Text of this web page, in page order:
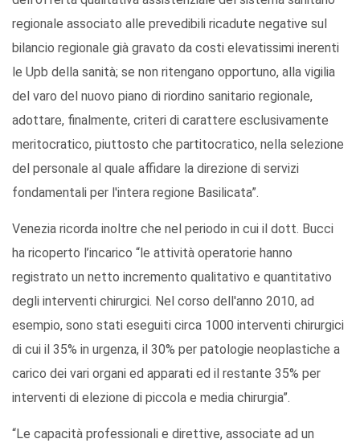
regionale associato alle prevedibili ricadute negative sul
bilancio regionale già gravato da costi elevatissimi inerenti
le Upb della sanità; se non ritengano opportuno, alla vigilia
del varo del nuovo piano di riordino sanitario regionale,
adottare, finalmente, criteri di carattere esclusivamente
meritocratico, piuttosto che partitocratico, nella selezione
del personale al quale affidare la direzione di servizi
fondamentali per l'intera regione Basilicata”.
Venezia ricorda inoltre che nel periodo in cui il dott. Bucci
ha ricoperto l’incarico “le attività operatorie hanno
registrato un netto incremento qualitativo e quantitativo
degli interventi chirurgici. Nel corso dell'anno 2010, ad
esempio, sono stati eseguiti circa 1000 interventi chirurgici
di cui il 35% in urgenza, il 30% per patologie neoplastiche a
carico dei vari organi ed apparati ed il restante 35% per
interventi di elezione di piccola e media chirurgia”.
“Le capacità professionali e direttive, associate ad un